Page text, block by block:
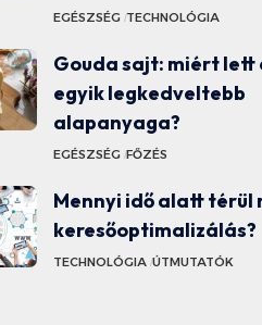
EGÉSZSÉG TECHNOLÓGIA
Gouda sajt: miért lett
egyik legkedveltebb
alapanyaga?
EGÉSZSÉG FŐZÉS
Mennyi idő alatt térül
keresőoptimalizálás?
TECHNOLÓGIA ÚTMUTATÓK